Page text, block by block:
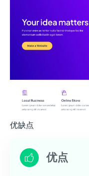
优缺点
优点